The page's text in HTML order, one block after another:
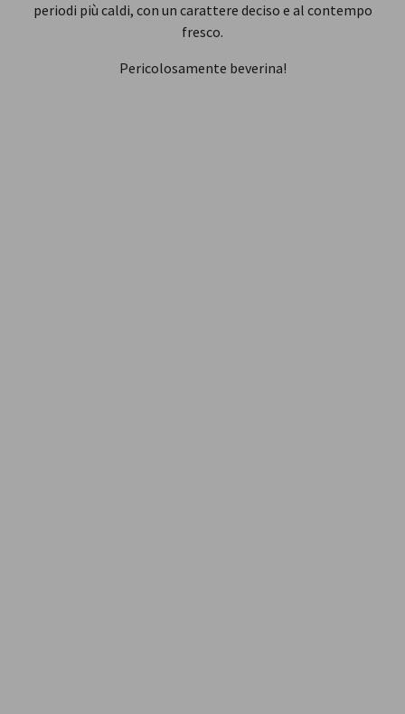
periodi più caldi, con un carattere deciso e al contempo
fresco.
Pericolosamente beverina!